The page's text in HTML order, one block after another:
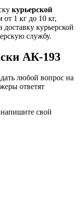
курьерской
1 кг до 10 кг,
курьерской
службу.
АК-193
любой вопрос на
ответят
свой